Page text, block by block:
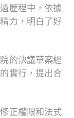
歷程中，依據
力，明白了好
的決議草案經
實行，提出合
正權限和法式